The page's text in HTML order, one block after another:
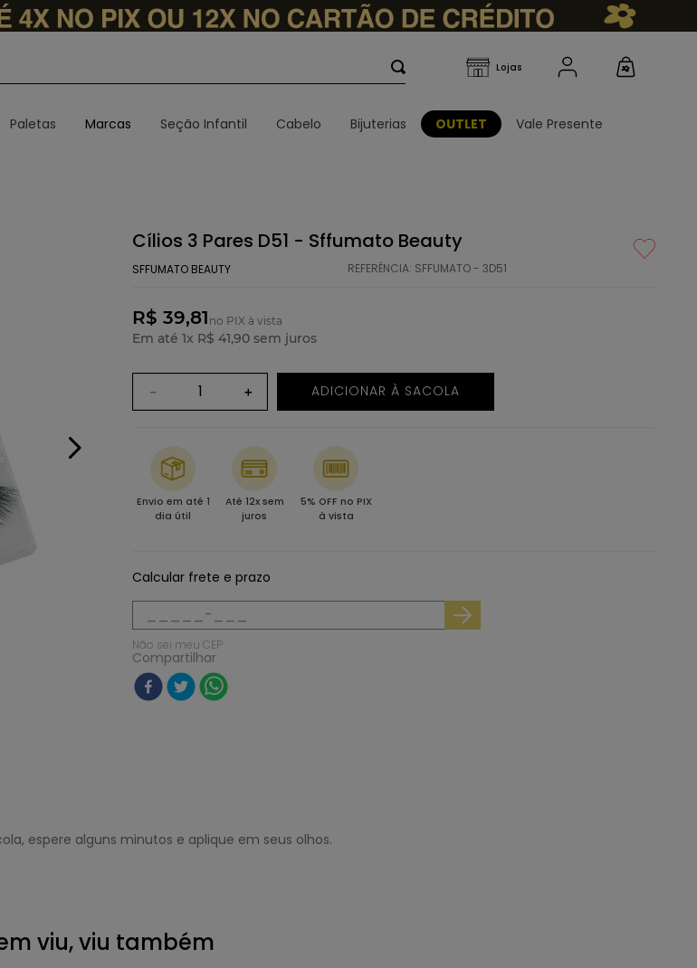
Paletas Marcas Seção Infantil Cabelo Bijuterias OUTLET Vale Presente
Cílios 3 Pares D51 - Sffumato Beauty
SFFUMATO BEAUTY REFERÊNCIA: SFFUMATO - 3D51
R$ 39,81 no PIX à vista
Em até 1x R$ 41,90 sem juros
＋
－ ADICIONAR À SACOLA
Envio em até 1
dia útil
Até 12x sem
juros
5% OFF no PIX
à vista
Calcular frete e prazo
Não sei meu CEP
Compartilhar
espere alguns minutos e aplique em seus olhos.
viu, viu também